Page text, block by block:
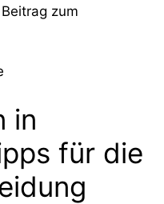
zum
in
für die